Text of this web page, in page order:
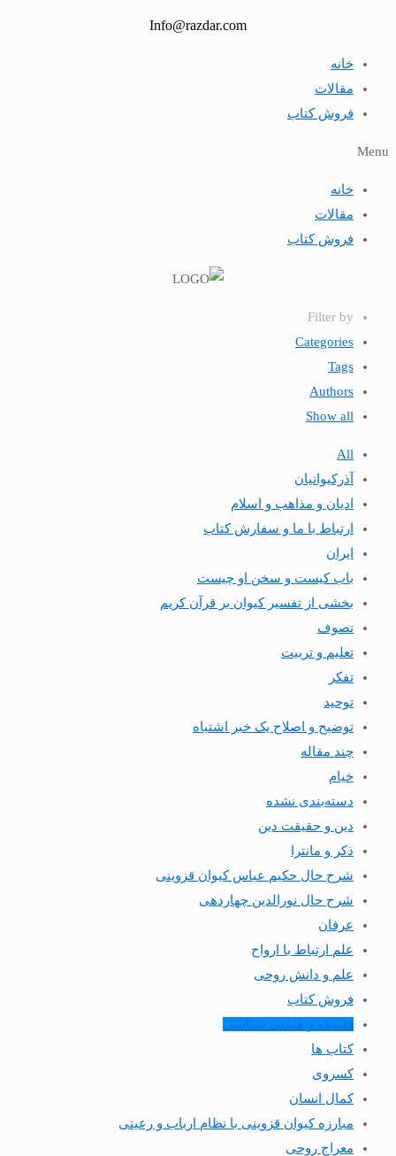
Info@razdar.com
خانه
مقالات
فروش کتاب
Menu
خانه
مقالات
فروش کتاب
Filter by
Categories
Tags
Authors
Show all
All
آذرکیوانیان
ادیان و مذاهب و اسلام
ارتباط با ما و سفارش کتاب
ایران
باب کیست و سخن او چیست
بخشی از تفسیر کیوان بر قرآن کریم
تصوف
تعلیم و تربیت
تفکر
توحید
توضیح و اصلاح یک خبر اشتباه
چند مقاله
خیام
دسته‌بندی نشده
دین و حقیقت دین
ذکر و مانترا
شرح حال حکیم عباس کیوان قزوینی
شرح حال نورالدین چهاردهی
عرفان
علم ارتباط با ارواح
علم و دانش روحی
فروش کتاب
فلسفه و هستی شناسی
کتاب ها
کسروی
کمال انسان
مبارزه کیوان قزوینی با نظام ارباب و رعیتی
معراج روحی